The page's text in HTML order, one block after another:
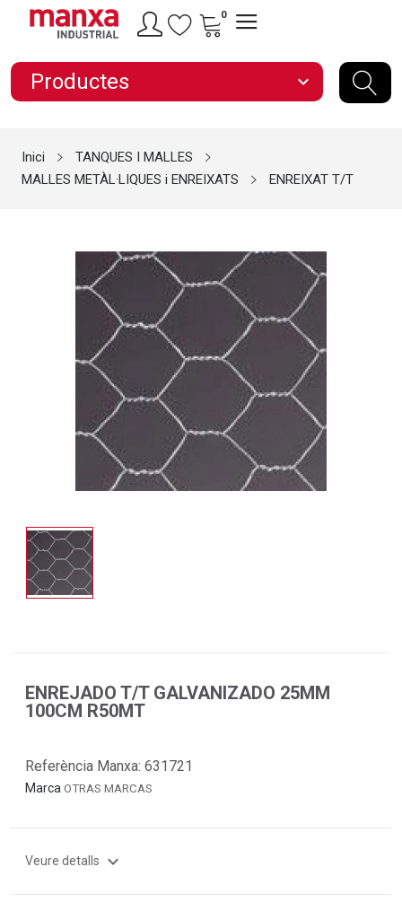
0
Productes expand_more
Inici
TANQUES I MALLES
MALLES METÀL·LIQUES i ENREIXATS
ENREIXAT T/T
ENREJADO T/T GALVANIZADO 25MM
100CM R50MT
Referència Manxa: 631721
Marca OTRAS MARCAS
Veure detalls expand_more